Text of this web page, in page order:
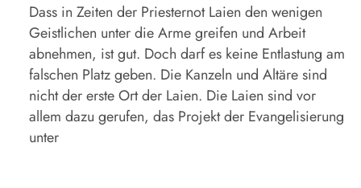
Dass in Zeiten der Priesternot Laien den wenigen
Geistlichen unter die Arme greifen und Arbeit
abnehmen, ist gut. Doch darf es keine Entlastung am
falschen Platz geben. Die Kanzeln und Altäre sind
nicht der erste Ort der Laien. Die Laien sind vor
allem dazu gerufen, das Projekt der Evangelisierung
unter